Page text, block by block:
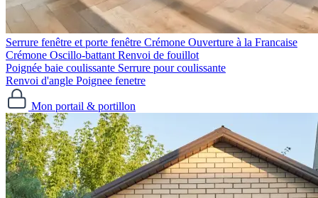
Serrure fenêtre et porte fenêtre
Crémone Ouverture à la Francaise
Crémone Oscillo-battant Renvoi de fouillot
Poignée baie coulissante Serrure pour coulissante
Renvoi d'angle Poignee fenetre
Mon portail & portillon